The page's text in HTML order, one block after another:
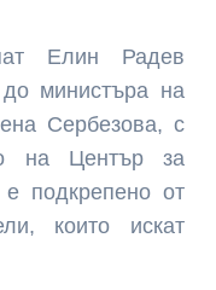
Елин Радев
министъра на
Сербезова, с
на Център за
подкрепено от
които искат